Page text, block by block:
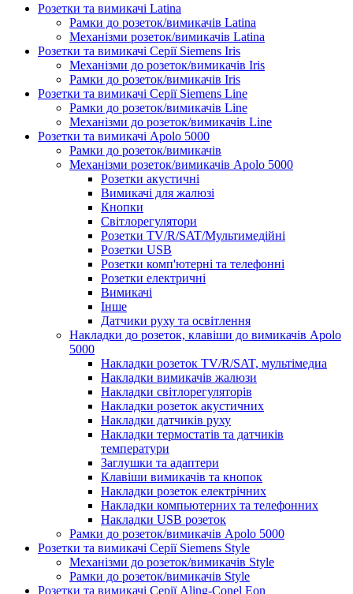
Розетки та вимикачі Latina
Рамки до розеток/вимикачів Latina
Механізми розеток/вимикачів Latina
Розетки та вимикачі Серії Siemens Iris
Механізми до розеток/вимикачів Iris
Рамки до розеток/вимикачів Iris
Розетки та вимикачі Серії Siemens Line
Рамки до розеток/вимикачів Line
Механізми до розеток/вимикачів Line
Розетки та вимикачі Apolo 5000
Рамки до розеток/вимикачів
Механізми розеток/вимикачів Apolo 5000
Розетки акустичні
Вимикачі для жалюзі
Кнопки
Світлорегулятори
Розетки TV/R/SAT/Мультимедійні
Розетки USB
Розетки комп'ютерні та телефонні
Розетки електричні
Вимикачі
Інше
Датчики руху та освітлення
Накладки до розеток, клавіши до вимикачів Apolo
5000
Накладки розеток TV/R/SAT, мультімедиа
Накладки вимикачів жалюзи
Накладки світлорегуляторів
Накладки розеток акустичних
Накладки датчиків руху
Накладки термостатів та датчиків
температури
Заглушки та адаптери
Клавіши вимикачів та кнопок
Накладки розеток електрічних
Накладки компьютерних та телефонних
Накладки USB розеток
Рамки до розеток/вимикачів Apolo 5000
Розетки та вимикачі Серії Siemens Style
Механізми до розеток/вимикачів Style
Рамки до розеток/вимикачів Style
Розетки та вимикачі Серії Aling-Conel Eon